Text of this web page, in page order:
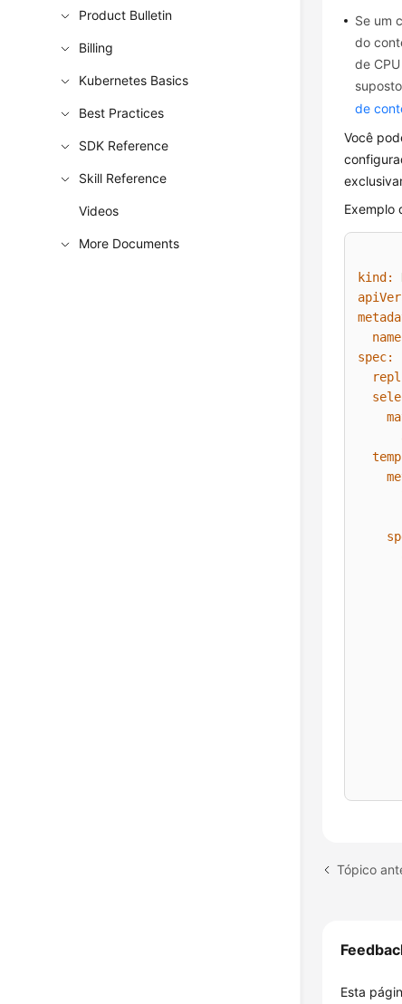
Product Bulletin
Billing
Kubernetes Basics
Best Practices
SDK Reference
Skill Reference
Videos
More Documents
Se um
do
de
de
Você
Exemplo
kind:
spec:
Tópico
Esta